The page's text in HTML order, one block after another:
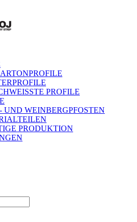
PROFILE
UND WEINBERGPFOSTEN
PRODUKTION